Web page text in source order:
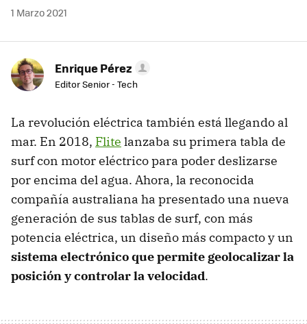
1 Marzo 2021
Enrique Pérez
Editor Senior - Tech
La revolución eléctrica también está llegando al
mar. En 2018, Flite lanzaba su primera tabla de
surf con motor eléctrico para poder deslizarse
por encima del agua. Ahora, la reconocida
compañía australiana ha presentado una nueva
generación de sus tablas de surf, con más
potencia eléctrica, un diseño más compacto y un
sistema electrónico que permite geolocalizar la
posición y controlar la velocidad.